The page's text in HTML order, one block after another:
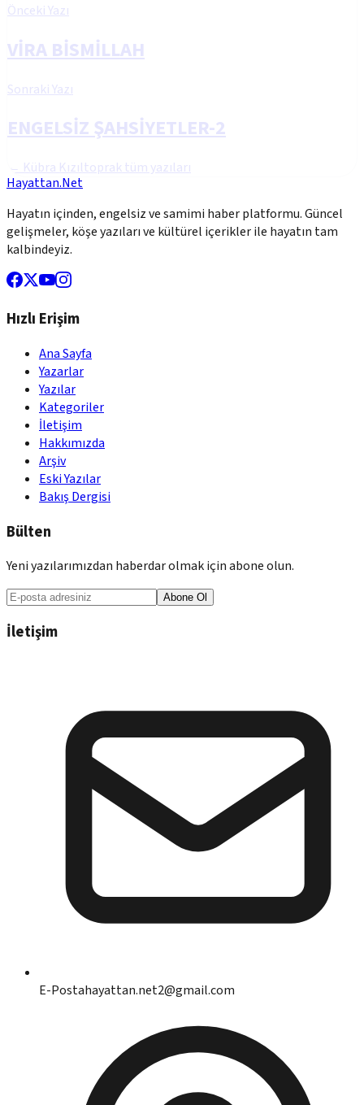
Önceki Yazı
VİRA BİSMİLLAH
Sonraki Yazı
ENGELSİZ ŞAHSİYETLER-2
← Kübra Kızıltopraktüm yazıları
Hayattan.Net
Hayatın içinden, engelsiz ve samimi haber platformu. Güncel
gelişmeler, köşe yazıları ve kültürel içerikler ile hayatın tam
kalbindeyiz.
Hızlı Erişim
Ana Sayfa
Yazarlar
Yazılar
Kategoriler
İletişim
Hakkımızda
Arşiv
Eski Yazılar
Bakış Dergisi
Bülten
Yeni yazılarımızdan haberdar olmak için abone olun.
Abone Ol
İletişim
E-Postahayattan.net2@gmail.com